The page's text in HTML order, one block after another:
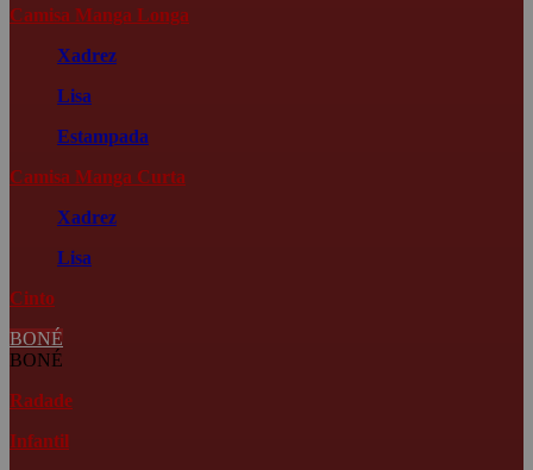
Camisa Manga Longa
Xadrez
Lisa
Estampada
Camisa Manga Curta
Xadrez
Lisa
Cinto
BONÉ
BONÉ
Radade
Infantil